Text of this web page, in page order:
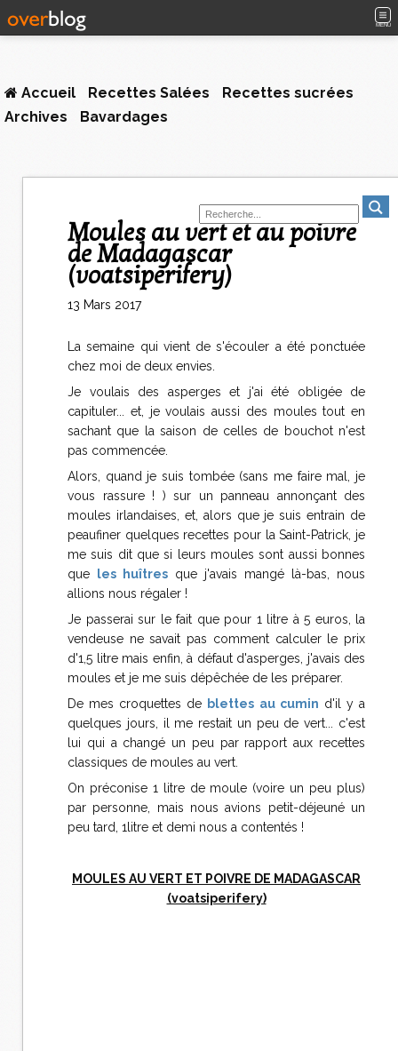
MENU
Accueil Recettes Salées
Recettes sucrées
Archives
Bavardages
Moules au vert et au poivre
de Madagascar
(voatsiperifery)
13 Mars 2017
La semaine qui vient de s'écouler a été ponctuée
chez moi de deux envies.
Je voulais des asperges et j'ai été obligée de
capituler... et, je voulais aussi des moules tout en
sachant que la saison de celles de bouchot n'est
pas commencée.
Alors, quand je suis tombée (sans me faire mal, je
vous rassure ! ) sur un panneau annonçant des
moules irlandaises, et, alors que je suis entrain de
peaufiner quelques recettes pour la Saint-Patrick, je
me suis dit que si leurs moules sont aussi bonnes
que
les huîtres que j'avais mangé là-bas, nous
allions nous régaler !
Je passerai sur le fait que pour 1 litre à 5 euros, la
vendeuse ne savait pas comment calculer le prix
d'1,5 litre mais enfin, à défaut d'asperges, j'avais des
moules et je me suis dépêchée de les préparer.
De mes croquettes de blettes au cumin d'il y a
quelques jours, il me restait un peu de vert... c'est
lui qui a changé un peu par rapport aux recettes
classiques de moules au vert.
On préconise 1 litre de moule (voire un peu plus)
par personne, mais nous avions petit-déjeuné un
peu tard, 1litre et demi nous a contentés !
MOULES AU VERT ET POIVRE DE MADAGASCAR
(voatsiperifery)